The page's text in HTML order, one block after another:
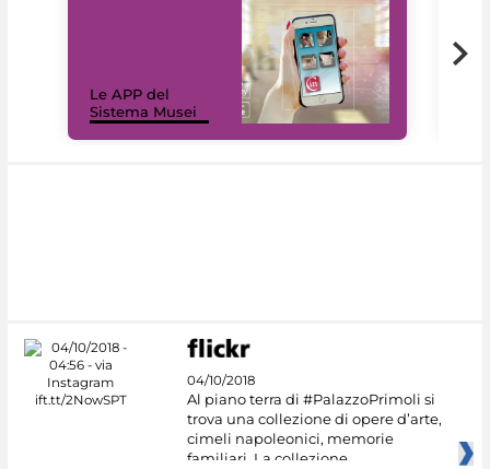
Le APP del
Sistema Musei
04/10/2018
Al piano terra di #PalazzoPrimoli si
trova una collezione di opere d’arte,
cimeli napoleonici, memorie
familiari. La collezione